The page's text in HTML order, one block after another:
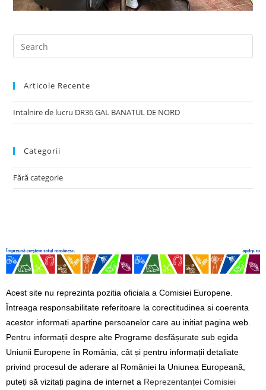
Articole Recente
Intalnire de lucru DR36 GAL BANATUL DE NORD
Categorii
Fără categorie
Acest site nu reprezinta pozitia oficiala a Comisiei Europene.
Întreaga responsabilitate referitoare la corectitudinea si coerenta
acestor informati apartine persoanelor care au initiat pagina web.
Pentru informații despre alte Programe desfășurate sub egida
Uniunii Europene în România, cât și pentru informații detaliate
privind procesul de aderare al României la Uniunea Europeană,
puteți să vizitați pagina de internet a Reprezentanței Comisiei